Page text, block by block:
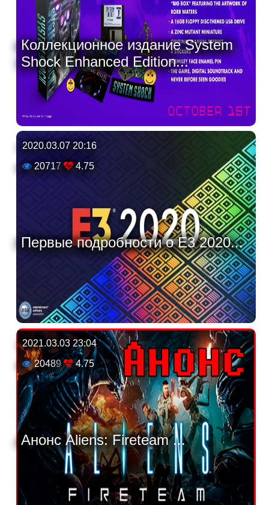
Коллекционное издание System
Shock Enhanced Edition...
2020.03.07 20:16
20717
4.75
Первые подробности о E3 2020...
2021.03.03 23:04
20489
4.75
Анонс Aliens: Fireteam ...